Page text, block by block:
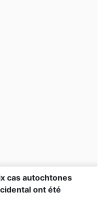
cas autochtones
ont été